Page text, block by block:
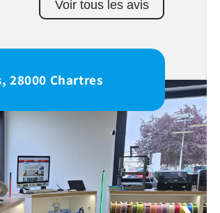
Voir tous les avis
28000 Chartres